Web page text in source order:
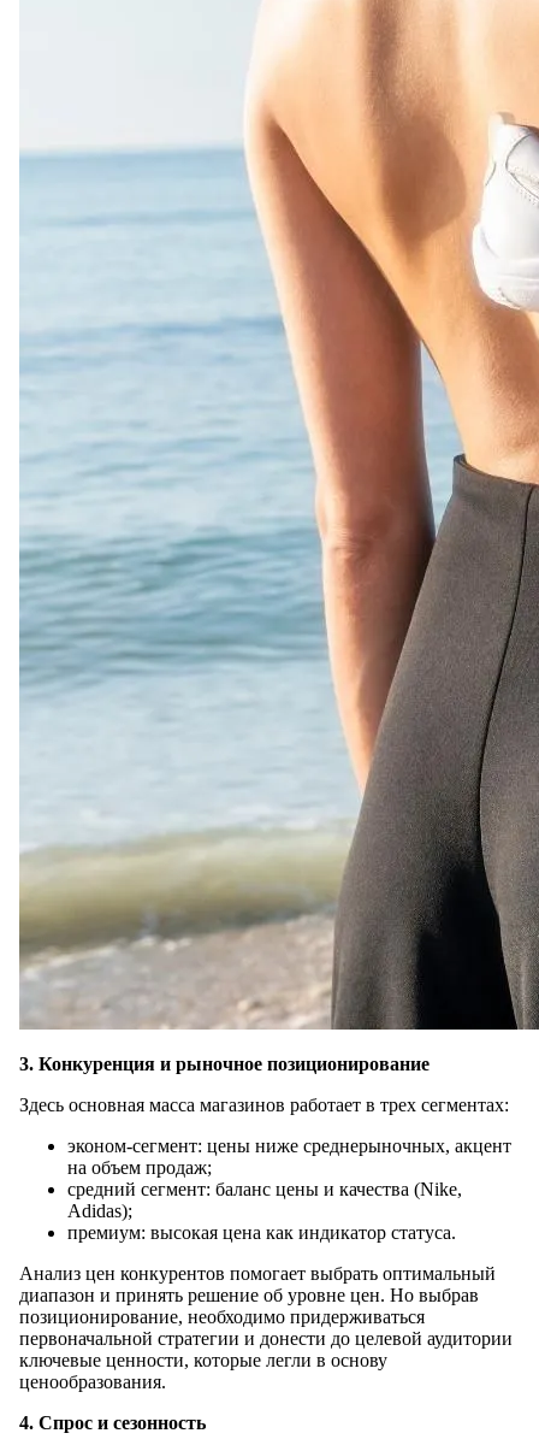
3. Конкуренция и рыночное позиционирование
Здесь основная масса магазинов работает в трех сегментах:
эконом-сегмент: цены ниже среднерыночных, акцент
на объем продаж;
средний сегмент: баланс цены и качества (Nike,
Adidas);
премиум: высокая цена как индикатор статуса.
Анализ цен конкурентов помогает выбрать оптимальный
диапазон и принять решение об уровне цен. Но выбрав
позиционирование, необходимо придерживаться
первоначальной стратегии и донести до целевой аудитории
ключевые ценности, которые легли в основу
ценообразования.
4. Спрос и сезонность